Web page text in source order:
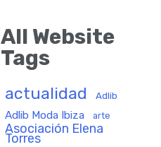
All Website
Tags
actualidad Adlib
Adlib Moda Ibiza arte
Asociación Elena
Torres